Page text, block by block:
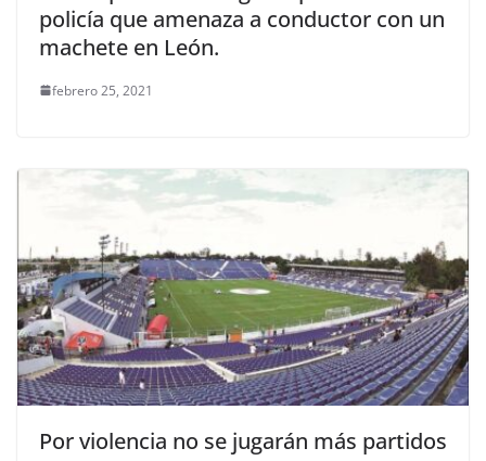
policía que amenaza a conductor con un
machete en León.
febrero 25, 2021
Por violencia no se jugarán más partidos